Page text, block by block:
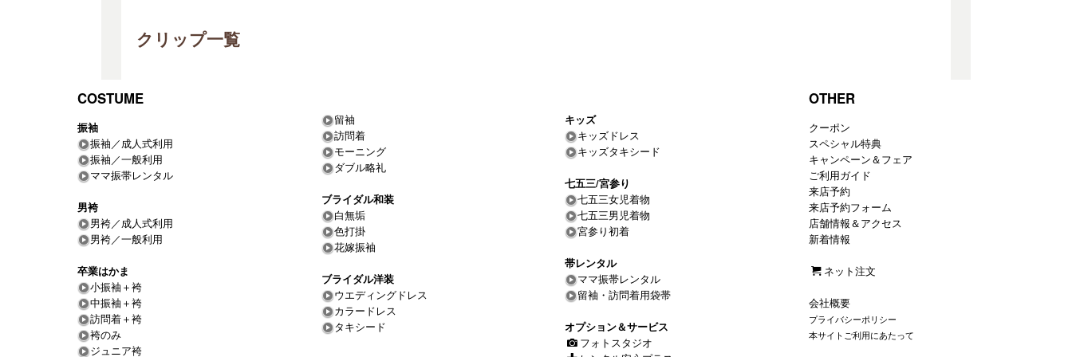
クリップ一覧
COSTUME
振袖
振袖／成人式利用
振袖／一般利用
ママ振帯レンタル
男袴
男袴／成人式利用
男袴／一般利用
卒業はかま
小振袖＋袴
中振袖＋袴
訪問着＋袴
袴のみ
ジュニア袴
留袖
訪問着
モーニング
ダブル略礼
ブライダル和装
白無垢
色打掛
花嫁振袖
ブライダル洋装
ウエディングドレス
カラードレス
タキシード
キッズ
キッズドレス
キッズタキシード
七五三/宮参り
七五三女児着物
七五三男児着物
宮参り初着
帯レンタル
ママ振帯レンタル
留袖・訪問着用袋帯
オプション＆サービス
フォトスタジオ
OTHER
クーポン
スペシャル特典
キャンペーン＆フェア
ご利用ガイド
来店予約
来店予約フォーム
店舗情報＆アクセス
新着情報
ネット注文
会社概要
プライバシーポリシー
本サイトご利用にあたって